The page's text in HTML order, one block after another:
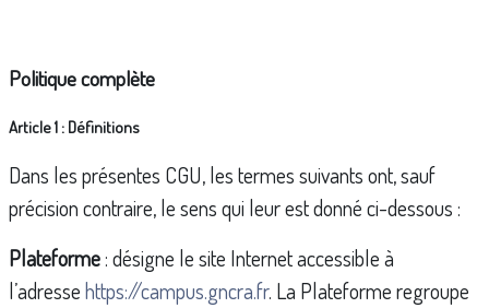
Politique complète
Article 1 : Définitions
Dans les présentes CGU, les termes suivants ont, sauf
précision contraire, le sens qui leur est donné ci-dessous :
Plateforme: désigne le site Internet accessible à
l’adressehttps://campus.gncra.fr. La Plateforme regroupe